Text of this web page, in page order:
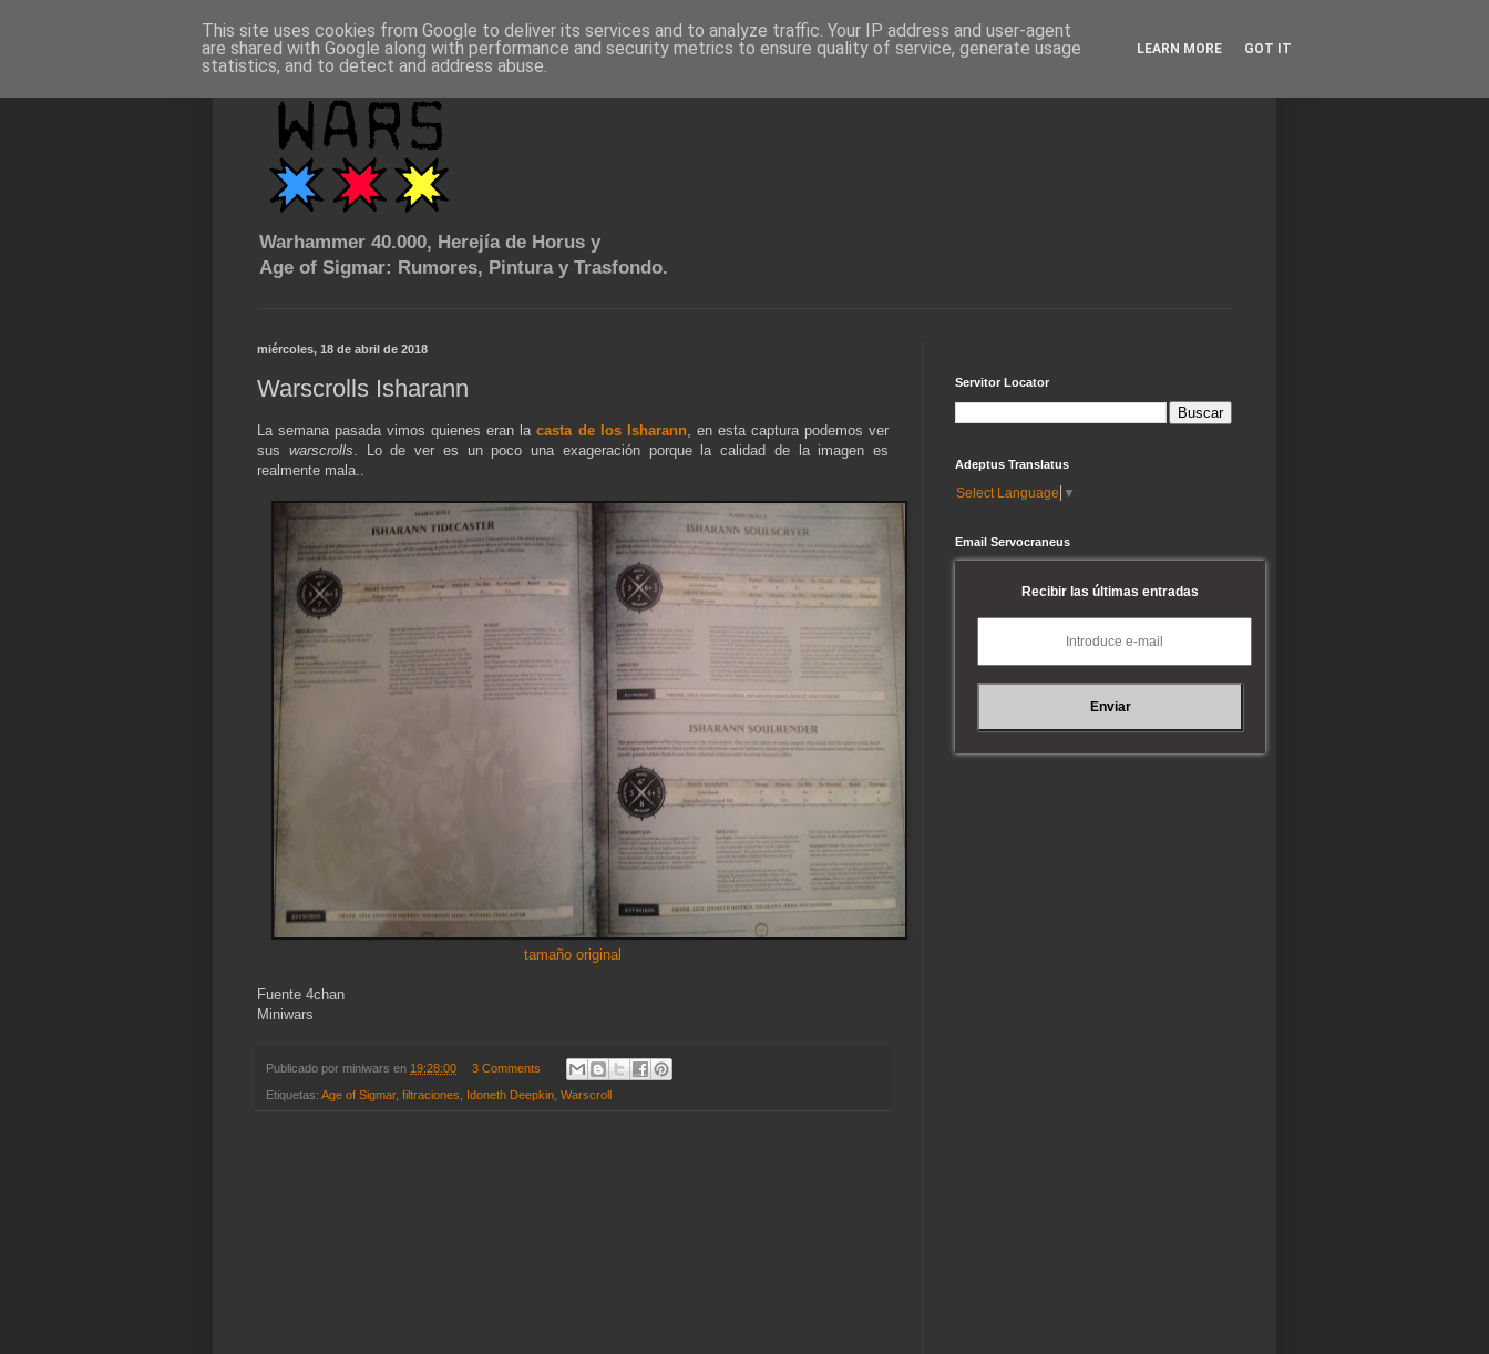
Warhammer 40.000, Herejía de Horus y
Age of Sigmar: Rumores, Pintura y Trasfondo.
miércoles, 18 de abril de 2018
Warscrolls Isharann
La semana pasada vimos quienes eran lacasta de los Isharann, en esta captura podemos ver
sus warscrolls. Lo de ver es un poco una exageración porque la calidad de la imagen es
realmente mala..
tamaño original
Fuente 4chan
Miniwars
Publicado por miniwars en 19:28:00 3 Comments
Etiquetas: Age of Sigmar, filtraciones, Idoneth Deepkin, Warscroll
Servitor Locator
Adeptus Translatus
Select Language ▼
Email Servocraneus
Recibir las últimas entradas
This site uses cookies from Google to deliver its services and to analyze traffic. Your IP address and user-agent
are shared with Google along with performance and security metrics to ensure quality of service, generate usage
statistics, and to detect and address abuse.
LEARN MORE GOT IT